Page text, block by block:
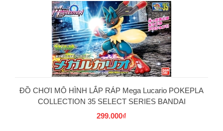
ĐỒ CHƠI MÔ HÌNH LẮP RÁP Mega Lucario POKEPLA
COLLECTION 35 SELECT SERIES BANDAI
299.000₫